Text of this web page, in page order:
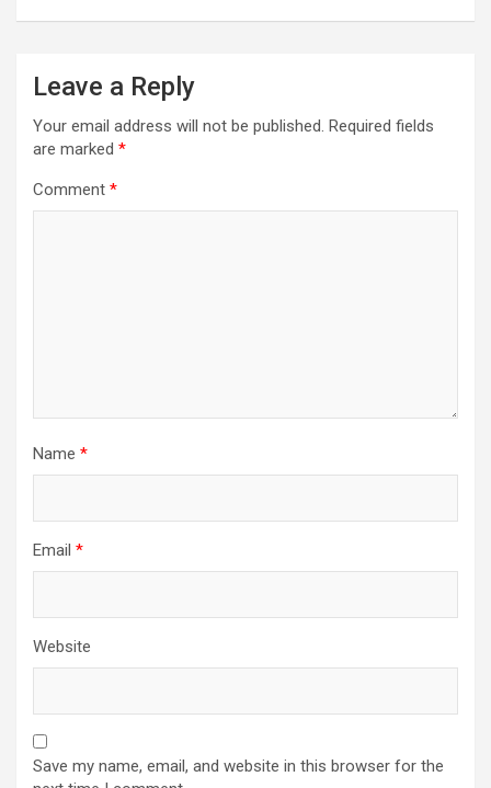
Leave a Reply
Your email address will not be published. Required fields
are marked *
Comment *
Name *
Email *
Website
Save my name, email, and website in this browser for the